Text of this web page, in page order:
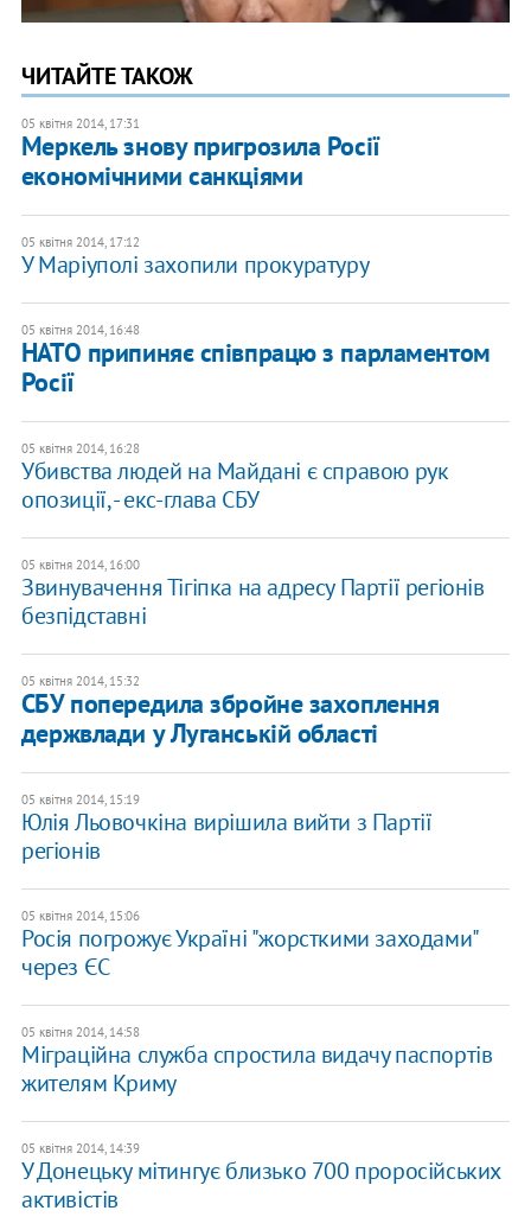
ЧИТАЙТЕ ТАКОЖ
05 квітня 2014, 17:31
Меркель знову пригрозила Росії
економічними санкціями
05 квітня 2014, 17:12
У Маріуполі захопили прокуратуру
05 квітня 2014, 16:48
НАТО припиняє співпрацю з парламентом
Росії
05 квітня 2014, 16:28
Убивства людей на Майдані є справою рук
опозиції, - екс-глава СБУ
05 квітня 2014, 16:00
Звинувачення Тігіпка на адресу Партії регіонів
безпідставні
05 квітня 2014, 15:32
СБУ попередила збройне захоплення
держвлади у Луганській області
05 квітня 2014, 15:19
Юлія Льовочкіна вирішила вийти з Партії
регіонів
05 квітня 2014, 15:06
Росія погрожує Україні "жорсткими заходами"
через ЄС
05 квітня 2014, 14:58
Міграційна служба спростила видачу паспортів
жителям Криму
05 квітня 2014, 14:39
У Донецьку мітингує близько 700 проросійських
активістів